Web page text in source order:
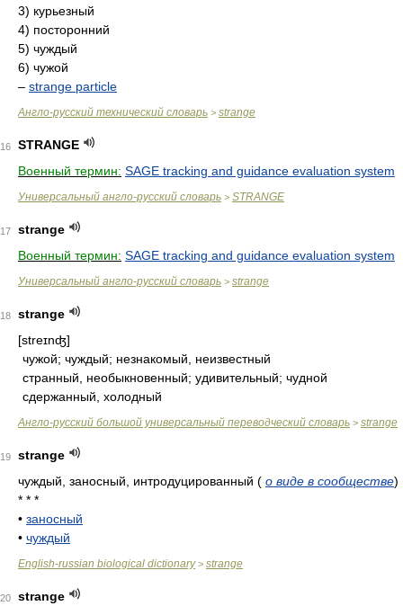
3) курьезный
4) посторонний
5) чуждый
6) чужой
– strange particle
Англо-русский технический словарь > strange
16
STRANGE
Военный термин: SAGE tracking and guidance evaluation system
Универсальный англо-русский словарь > STRANGE
17
strange
Военный термин: SAGE tracking and guidance evaluation system
Универсальный англо-русский словарь > strange
18
strange
[streɪnʤ]
чужой; чуждый; незнакомый, неизвестный
странный, необыкновенный; удивительный; чудной
сдержанный, холодный
Англо-русский большой универсальный переводческий словарь > strange
19
strange
чуждый, заносный, интродуцированный ( о виде в сообществе)
* * *
• заносный
• чуждый
English-russian biological dictionary> strange
20
strange